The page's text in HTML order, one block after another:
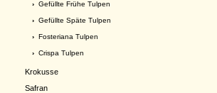
› Gefüllte Frühe Tulpen
› Gefüllte Späte Tulpen
› Fosteriana Tulpen
› Crispa Tulpen
Krokusse
Safran